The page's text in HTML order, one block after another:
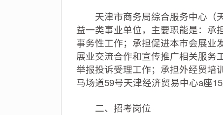
天津市商务局综合服务中心（
益一类事业单位，主要职能是：承
事务性工作；承担促进本市会展业
展业交流合作和宣传推广相关服务
举报投诉受理工作；承担外经贸培
马场道59号天津经济贸易中心a座15
二、招考岗位